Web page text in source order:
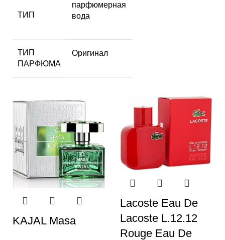
ТИП
парфюмерная
вода
ТИП
ПАРФЮМА
Оригинал
KAJAL Masa
Lacoste Eau De
Lacoste L.12.12
Rouge Eau De